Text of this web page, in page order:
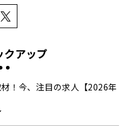
クアップ
！今、注目の求人【2026年